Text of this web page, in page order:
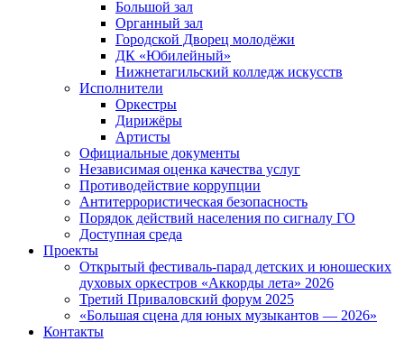
Большой зал
Органный зал
Городской Дворец молодёжи
ДК «Юбилейный»
Нижнетагильский колледж искусств
Исполнители
Оркестры
Дирижёры
Артисты
Официальные документы
Независимая оценка качества услуг
Противодействие коррупции
Антитеррористическая безопасность
Порядок действий населения по сигналу ГО
Доступная среда
Проекты
Открытый фестиваль-парад детских и юношеских
духовых оркестров «Аккорды лета» 2026
Третий Приваловский форум 2025
«Большая сцена для юных музыкантов — 2026»
Контакты